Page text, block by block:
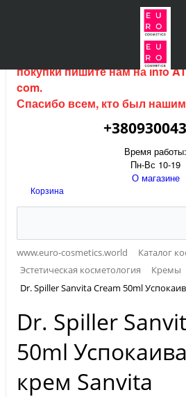
Интернет магазин (данный
покупки пишите нам наinfo
com.
Спасибо всем, кто был
Время работы:
Пн-Вс 10-19
О магазине
Корзина
www.euro-cosmetics.world
Каталог
Эстетическая косметология
Кремы
Dr. Spiller Sanvita Cream 50ml
Dr. Spiller
50ml
крем Sanvita